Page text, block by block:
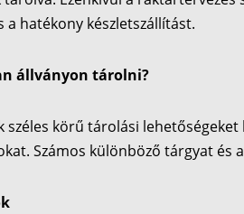
a hatékony készletszállítást.
állványon tárolni?
széles körű tárolási
Számos különböző tárgyat